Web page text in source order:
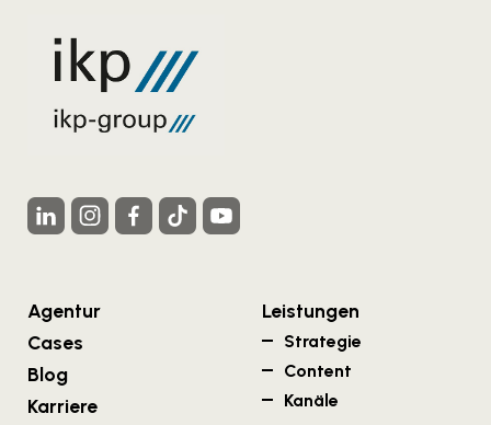
Agentur
Cases
Blog
Karriere
Leistungen
Strategie
Content
Kanäle